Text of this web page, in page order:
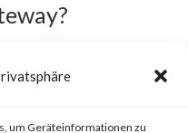
um Geräteinformationen zu